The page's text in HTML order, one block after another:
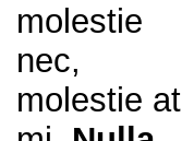
molestie
nec,
molestie at